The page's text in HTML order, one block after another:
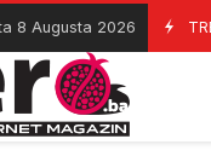
8 Augusta 2026 08/08/